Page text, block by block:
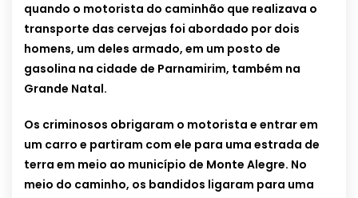
quando o motorista do caminhão que realizava o
transporte das cervejas foi abordado por dois
homens, um deles armado, em um posto de
gasolina na cidade de Parnamirim, também na
Grande Natal.
Os criminosos obrigaram o motorista e entrar em
um carro e partiram com ele para uma estrada de
terra em meio ao município de Monte Alegre. No
meio do caminho, os bandidos ligaram para uma